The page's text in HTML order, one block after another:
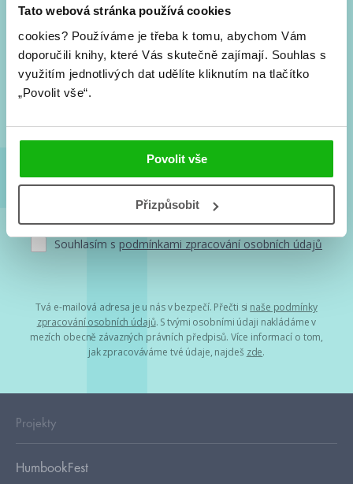
Tato webová stránka používá cookies
cookies? Používáme je třeba k tomu, abychom Vám
doporučili knihy, které Vás skutečně zajímají. Souhlas s
využitím jednotlivých dat udělíte kliknutím na tlačítko
„Povolit vše“.
Povolit vše
Přizpůsobit
#HumbookNews
Vše kolem #youngadult každý měsíc rovnou do mailu!
Nové knihy, co se chystá, kvízy, soutěže, autoři, filmové
Souhlasím s podmínkami zpracování osobních údajů
Tvá e-mailová adresa je u nás v bezpečí. Přečti si naše podmínky
zpracování osobních údajů. S tvými osobními údaji nakládáme v
mezích obecně závazných právních předpisů. Více informací o tom,
jak zpracováváme tvé údaje, najdeš zde.
Projekty
HumbookFest